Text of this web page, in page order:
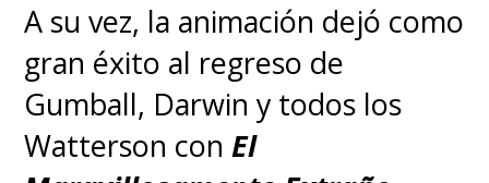
A su vez, la animación dejó como
gran éxito al regreso de
Gumball, Darwin y todos los
Watterson conEl